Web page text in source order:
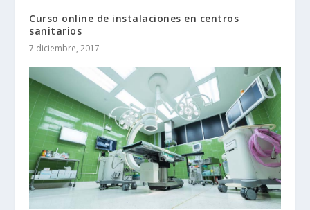
Curso online de instalaciones en centros
sanitarios
7 diciembre, 2017